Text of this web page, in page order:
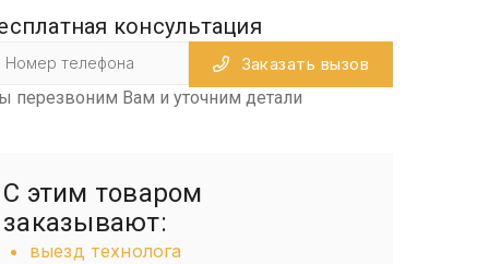
консультация
Заказать вызов
перезвоним Вам и уточним детали
С этим товаром
заказывают:
выезд технолога